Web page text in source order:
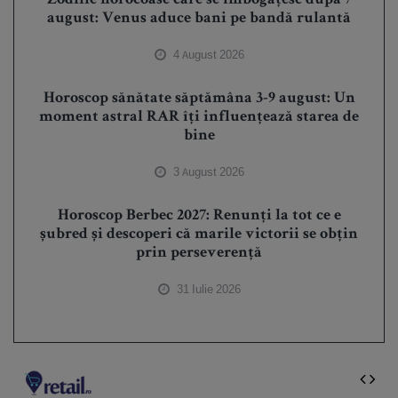
august: Venus aduce bani pe bandă rulantă
4 August 2026
Horoscop sănătate săptămâna 3-9 august: Un
moment astral RAR îți influențează starea de
bine
3 August 2026
Horoscop Berbec 2027: Renunți la tot ce e
șubred și descoperi că marile victorii se obțin
prin perseverență
31 Iulie 2026